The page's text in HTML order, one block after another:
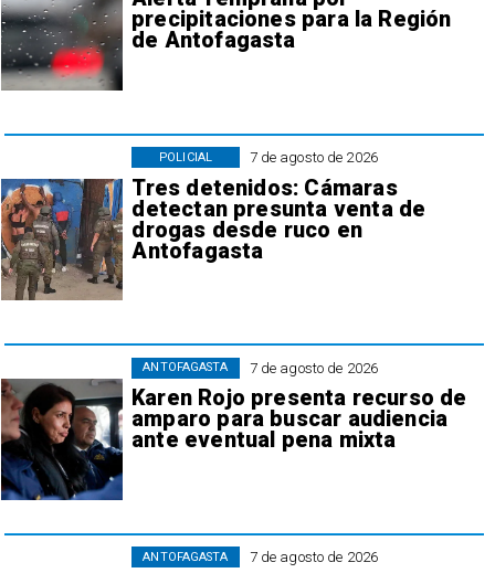
precipitaciones para la Región
de Antofagasta
7 de agosto de 2026
Tres detenidos: Cámaras
detectan presunta venta de
drogas desde ruco en
Antofagasta
POLICIAL
7 de agosto de 2026
Karen Rojo presenta recurso de
amparo para buscar audiencia
ante eventual pena mixta
ANTOFAGASTA
7 de agosto de 2026
ANTOFAGASTA